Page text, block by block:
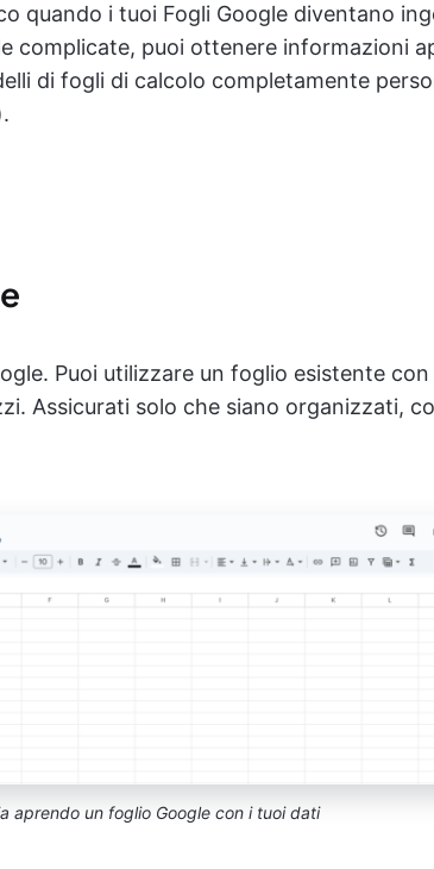
quando i tuoi Fogli Google diventano
complicate, puoi ottenere informazioni
di fogli di calcolo completamente
Puoi utilizzare un foglio esistente
Assicurati solo che siano organizzati,
aprendo un foglio Google con i tuoi dati